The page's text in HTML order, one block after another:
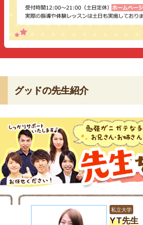
グッドの先生紹介
私立大学
YT先生